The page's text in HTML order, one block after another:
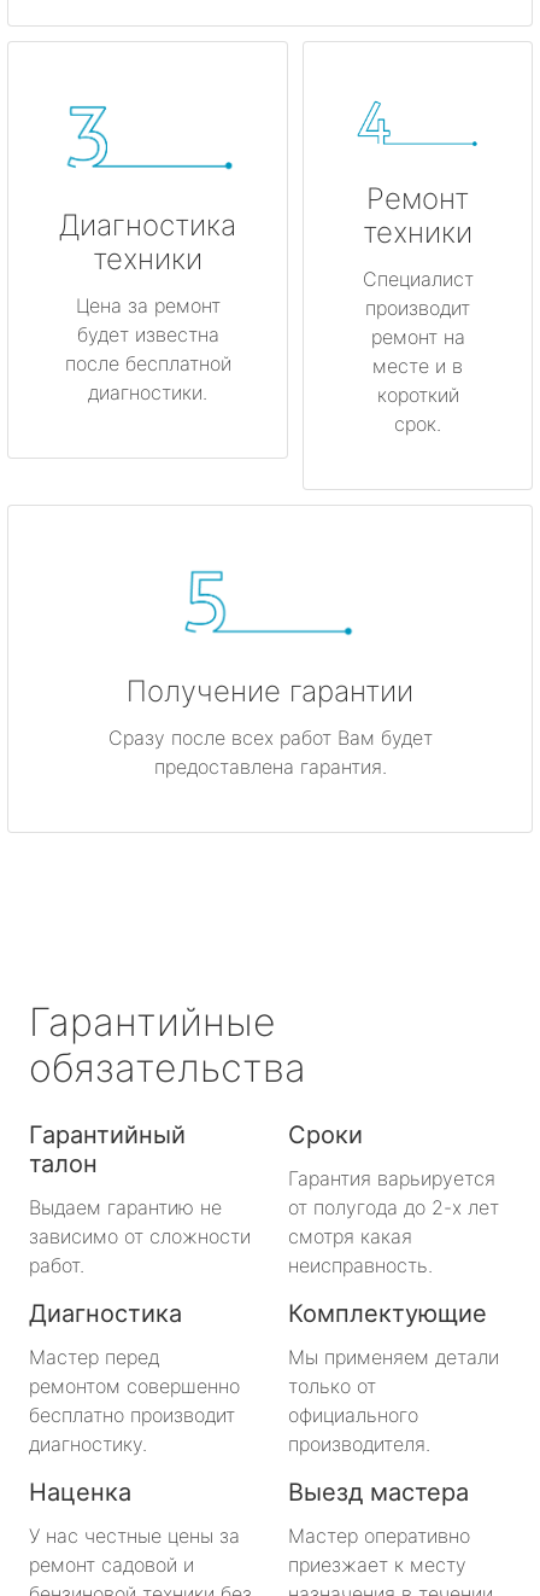
Диагностика
техники
Цена за ремонт
будет известна
после бесплатной
диагностики.
Ремонт
техники
Специалист
производит
ремонт на
месте и в
короткий
срок.
Получение гарантии
Сразу после всех работ Вам будет
предоставлена гарантия.
Гарантийные
обязательства
Гарантийный
талон
Выдаем гарантию не
зависимо от сложности
работ.
Сроки
Гарантия варьируется
от полугода до 2-х лет
смотря какая
неисправность.
Диагностика
Мастер перед
ремонтом совершенно
бесплатно производит
диагностику.
Комплектующие
Мы применяем детали
только от
официального
производителя.
Наценка
У нас честные цены за
ремонт садовой и
Выезд мастера
Мастер оперативно
приезжает к месту